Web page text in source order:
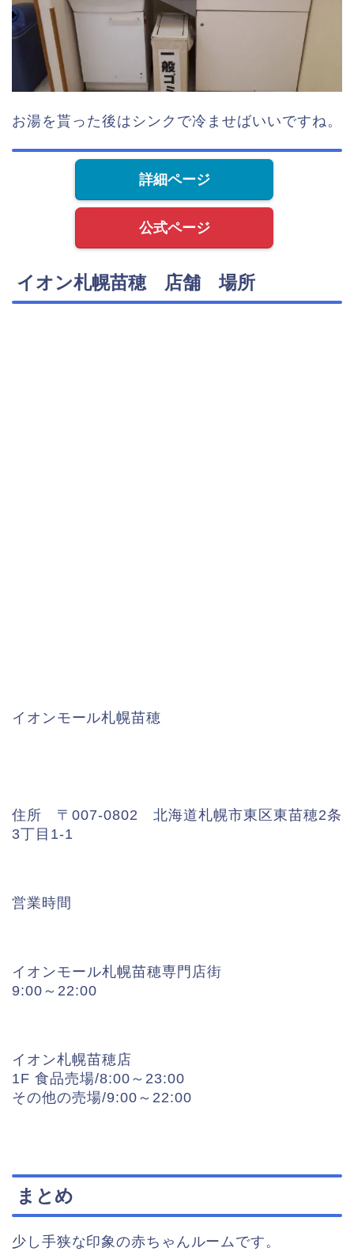
お湯を貰った後はシンクで冷ませばいいですね。
詳細ページ
公式ページ
イオン札幌苗穂 店舗 場所
イオンモール札幌苗穂
住所 〒007-0802 北海道札幌市東区東苗穂2条
3丁目1-1
営業時間
イオンモール札幌苗穂専門店街
9:00～22:00
イオン札幌苗穂店
1F 食品売場/8:00～23:00
その他の売場/9:00～22:00
まとめ
少し手狭な印象の赤ちゃんルームです。